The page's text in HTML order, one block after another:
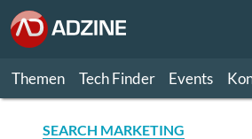
Themen Tech Finder Events
SEARCH MARKETING